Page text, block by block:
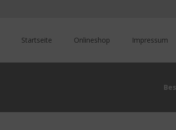
Startseite Onlineshop Impressum